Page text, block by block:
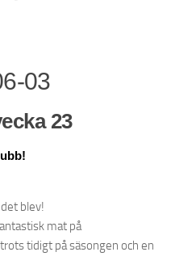
03
23
blev!
mat på
tidigt på säsongen och en